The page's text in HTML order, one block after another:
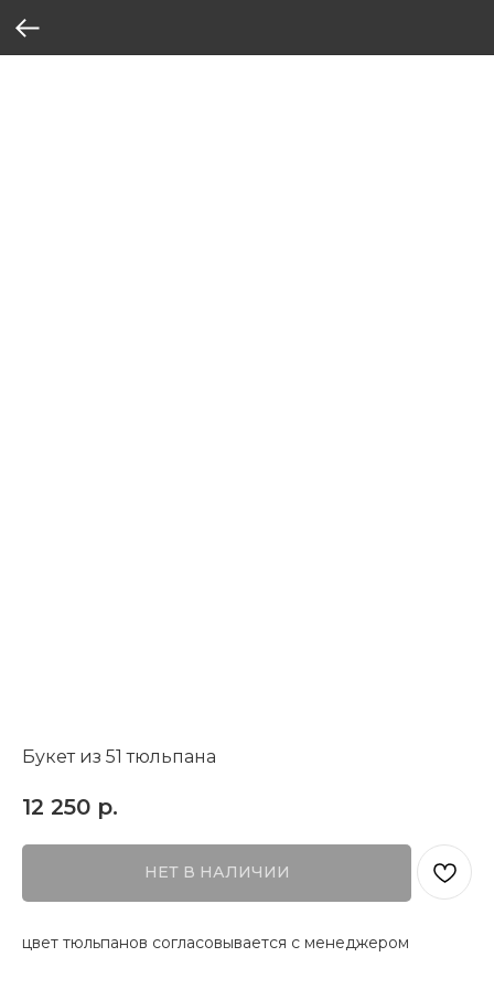
Букет из 51 тюльпана
12 250 р.
НЕТ В НАЛИЧИИ
цвет тюльпанов согласовывается с менеджером